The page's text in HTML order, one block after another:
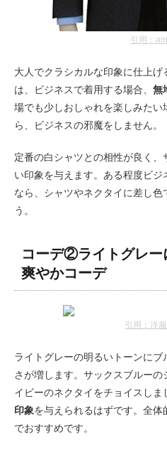
引用：
大人でクラシカルな印象に仕上
は、ビジネスで着用する場合、 無
場でも少しおしゃれを楽しみたい
ら、ビジネスの邪魔をしません。
定番の白シャツとの相性が良く
い印象を与えます。ある程度ビ
なら、シャツやネクタイに差し色
う。
コーデ②ライトグレー
爽やかコーデ
引用：洋
ライトグレーの明るいトーンに
さが増します。サックスブルー
イビーのネクタイをチョイスしま
印象を与えられるはずです。全
でおすすめです。